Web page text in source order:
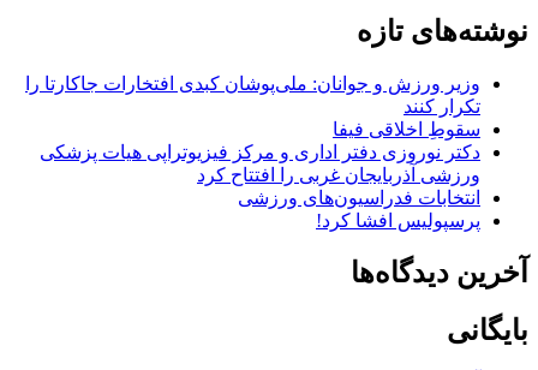
نوشته‌های تازه
وزیر ورزش و جوانان: ملی‌پوشان کبدی افتخارات جاکارتا را
تکرار کنند
سقوطِ اخلاقی فیفا
دکتر نوروزی دفتر اداری و مرکز فیزیوتراپی هیات پزشکی
ورزشی آذربایجان غربی را افتتاح کرد
انتخابات فدراسیون‌های ورزشی
پرسپولیس افشا کرد!
آخرین دیدگاه‌ها
بایگانی